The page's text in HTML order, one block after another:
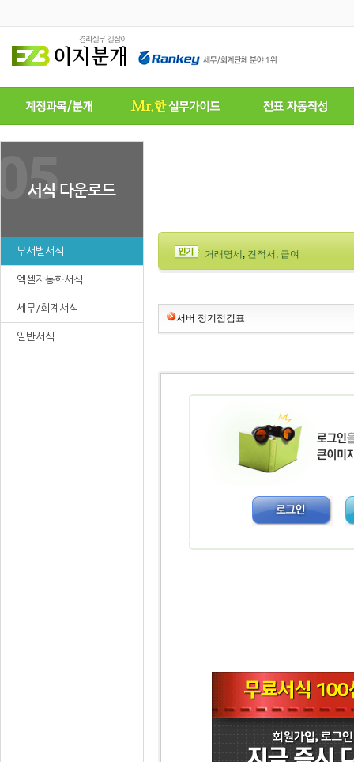
부서별서식
엑셀자동화서식
세무/회계서식
일반서식
거래명세 , 견적서 , 급여
서버 정기점검표